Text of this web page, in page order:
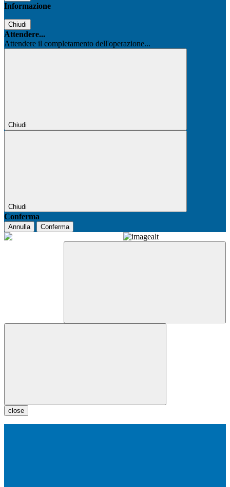
Informazione
Chiudi
Attendere...
Attendere il completamento dell'operazione...
Chiudi
Chiudi
Conferma
Annulla Conferma
close